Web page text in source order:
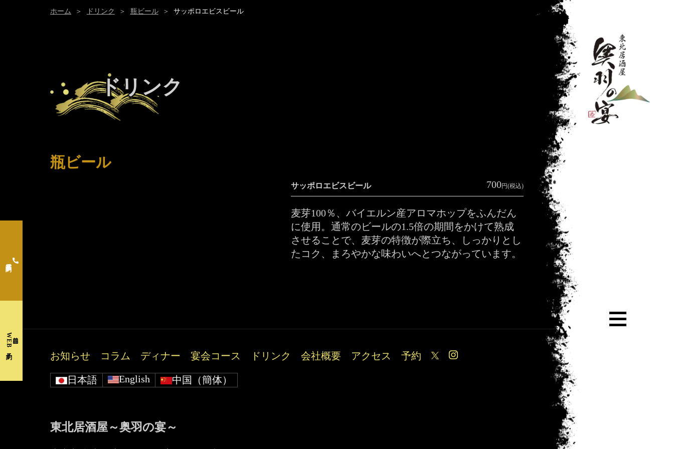
WEB予約
ホーム ドリンク 瓶ビール サッポロエビスビール
ドリンク
瓶ビール
サッポロエビスビール 700円(税込)
麦芽100％、バイエルン産アロマホップをふんだん
に使用。通常のビールの1.5倍の期間をかけて熟成
させることで、麦芽の特徴が際立ち、しっかりとし
たコク、まろやかな味わいへとつながっています。
お知らせ コラム ディナー 宴会コース ドリンク 会社概要 アクセス 予約
日本語 English 中国（簡体）
東北居酒屋～奥羽の宴～